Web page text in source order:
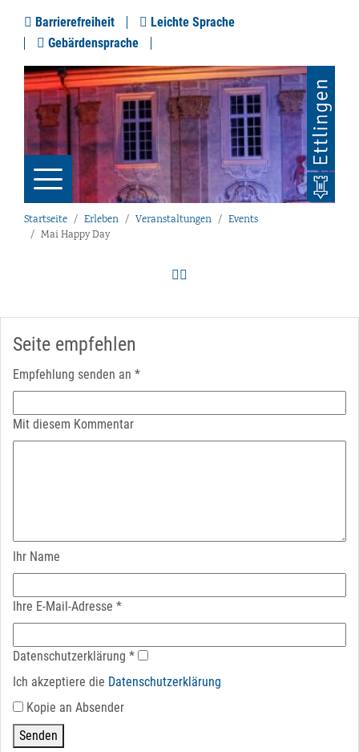
Barrierefreiheit
Leichte Sprache
Gebärdensprache
Startseite Erleben Veranstaltungen
Events
Mai Happy Day
Seite empfehlen
Empfehlung senden an *
Mit diesem Kommentar
Ihr Name
Ihre E-Mail-Adresse *
Datenschutz­erklärung *
Ich akzeptiere die Datenschutz­erklärung
Kopie an Absender